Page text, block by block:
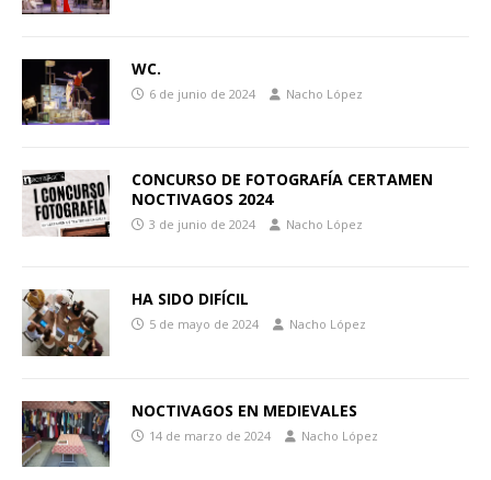
WC.
6 de junio de 2024 Nacho López
CONCURSO DE FOTOGRAFÍA CERTAMEN
NOCTIVAGOS 2024
3 de junio de 2024 Nacho López
HA SIDO DIFÍCIL
5 de mayo de 2024 Nacho López
NOCTIVAGOS EN MEDIEVALES
14 de marzo de 2024 Nacho López